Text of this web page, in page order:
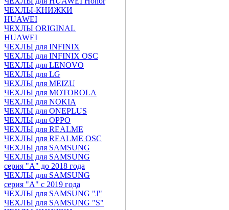
ЧЕХЛЫ-КНИЖКИ
HUAWEI
ЧЕХЛЫ ORIGINAL
HUAWEI
ЧЕХЛЫ для INFINIX
ЧЕХЛЫ для INFINIX OSC
ЧЕХЛЫ для LENOVO
ЧЕХЛЫ для LG
ЧЕХЛЫ для MEIZU
ЧЕХЛЫ для MOTOROLA
ЧЕХЛЫ для NOKIA
ЧЕХЛЫ для ONEPLUS
ЧЕХЛЫ для OPPO
ЧЕХЛЫ для REALME
ЧЕХЛЫ для REALME OSC
ЧЕХЛЫ для SAMSUNG
ЧЕХЛЫ для SAMSUNG
серия "A" до 2018 года
ЧЕХЛЫ для SAMSUNG
серия "A" с 2019 года
ЧЕХЛЫ для SAMSUNG "J"
ЧЕХЛЫ для SAMSUNG "S"